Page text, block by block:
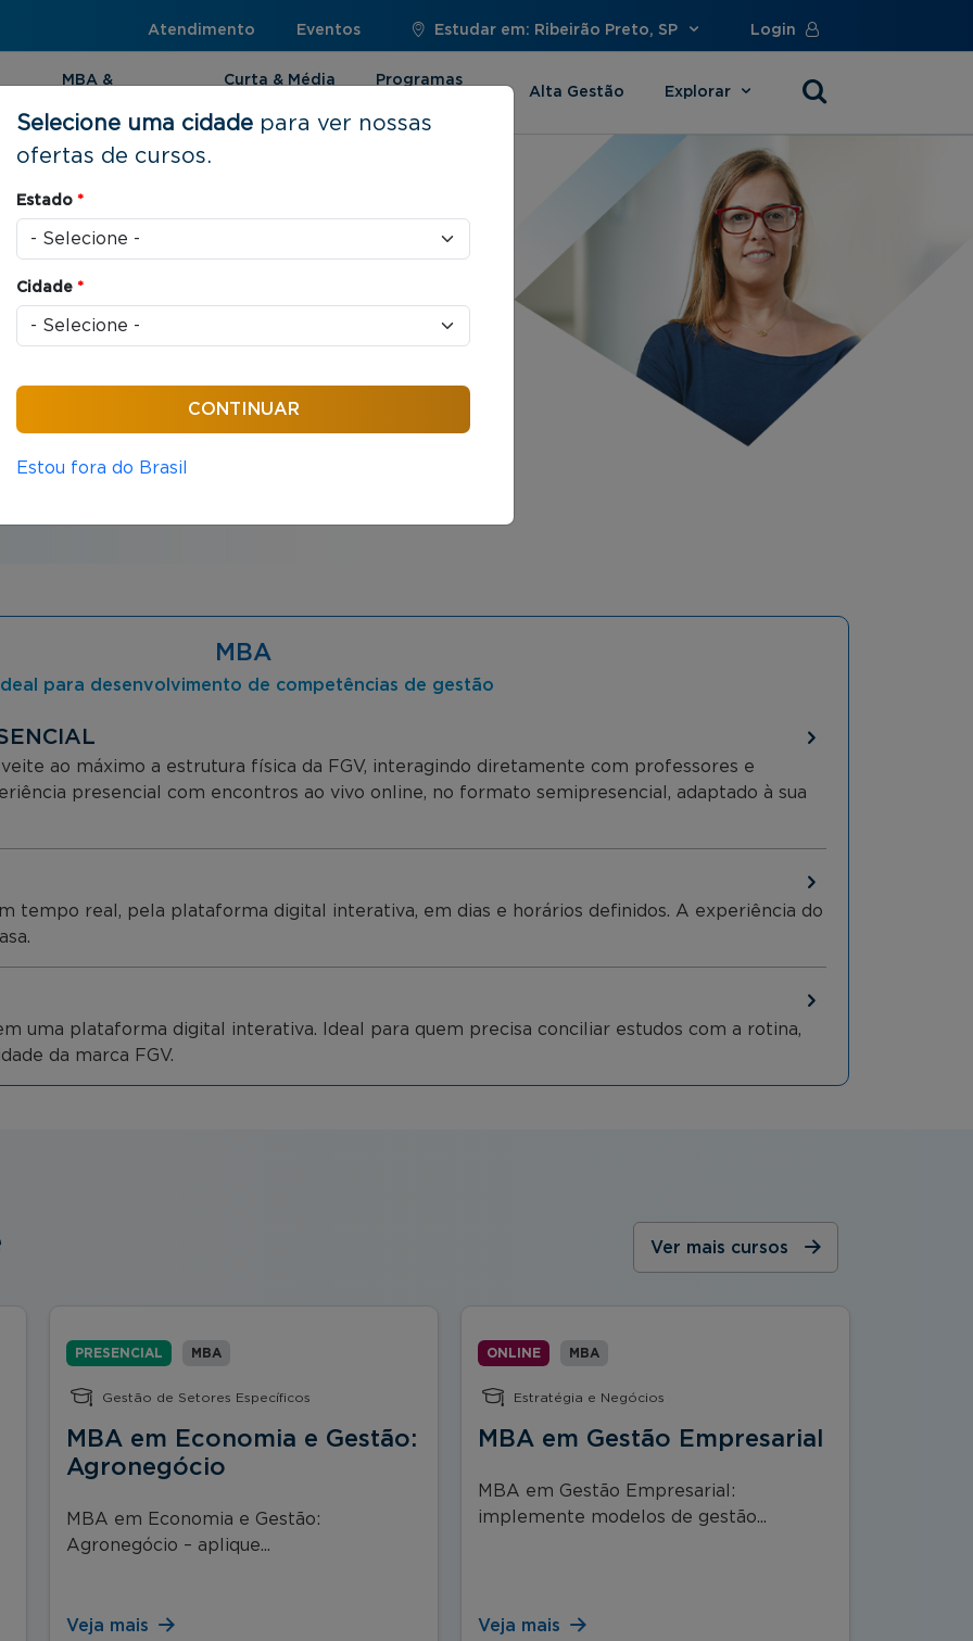
Atendimento Eventos Estudar em: Ribeirão Preto, SP Login
MBA &
Curta & Média
Programas
Alta Gestão Explorar
no mercado e
práticas em
MBA
para desenvolvimento de competências de gestão
ao máximo a estrutura física da FGV, interagindo diretamente com professores e
presencial com encontros ao vivo online, no formato semipresencial, adaptado à sua
tempo real, pela plataforma digital interativa, em dias e horários definidos. A experiência do
uma plataforma digital interativa. Ideal para quem precisa conciliar estudos com a rotina,
da marca FGV.
Ver mais cursos
PRESENCIAL MBA
Gestão de Setores Específicos
MBA em Economia e Gestão:
Agronegócio
MBA em Economia e Gestão:
Agronegócio – aplique...
Veja mais
ONLINE MBA
Estratégia e Negócios
MBA em Gestão Empresarial
MBA em Gestão Empresarial:
implemente modelos de gestão...
Veja mais
Selecione uma cidade para ver nossas
ofertas de cursos.
Estado *
Cidade *
Estou fora do Brasil